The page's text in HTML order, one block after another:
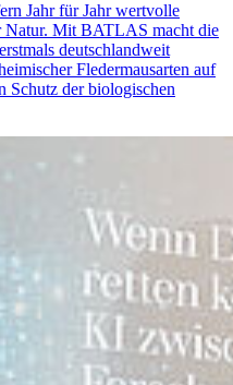
Jahr für Jahr wertvolle
Natur. Mit BATLAS macht die
deutschlandweit
Fledermausarten auf
Schutz der biologischen